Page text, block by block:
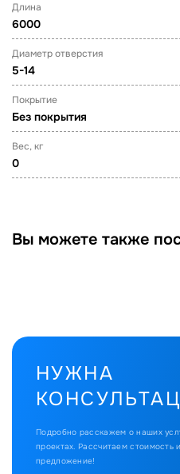
Длина
6000
Диаметр отверстия
5-14
Покрытие
Без покрытия
Вес, кг
0
Вы можете также
НУЖНА
Подробно расскажем о наших
проектах. Рассчитаем стоимость
предложение!